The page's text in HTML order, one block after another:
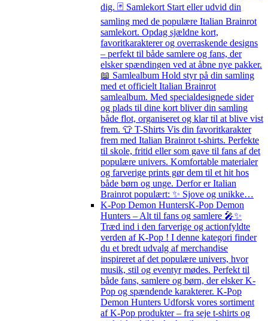
dig. 🃏 Samlekort Start eller udvid din
samling med de populære Italian Brainrot
samlekort. Opdag sjældne kort,
favoritkarakterer og overraskende designs
– perfekt til både samlere og fans, der
elsker spændingen ved at åbne nye pakker.
📖 Samlealbum Hold styr på din samling
med et officielt Italian Brainrot
samlealbum. Med specialdesignede sider
og plads til dine kort bliver din samling
både flot, organiseret og klar til at blive vist
frem. 👕 T-Shirts Vis din favoritkarakter
frem med Italian Brainrot t-shirts. Perfekte
til skole, fritid eller som gave til fans af det
populære univers. Komfortable materialer
og farverige prints gør dem til et hit hos
både børn og unge. Derfor er Italian
Brainrot populært: ✨ Sjove og unikke…
K-Pop Demon HuntersK-Pop Demon
Hunters – Alt til fans og samlere 🎤✨
Træd ind i den farverige og actionfyldte
verden af K-Pop ! I denne kategori finder
du et bredt udvalg af merchandise
inspireret af det populære univers, hvor
musik, stil og eventyr mødes. Perfekt til
både fans, samlere og børn, der elsker K-
Pop og spændende karakterer. K-Pop
Demon Hunters Udforsk vores sortiment
af K-Pop produkter – fra seje t-shirts og